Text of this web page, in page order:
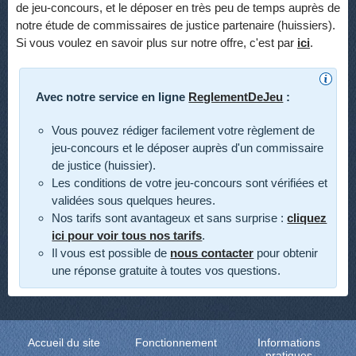
de jeu-concours, et le déposer en très peu de temps auprès de
notre étude de commissaires de justice partenaire (huissiers).
Si vous voulez en savoir plus sur notre offre, c'est par ici.
Avec notre service en ligne ReglementDeJeu :
Vous pouvez rédiger facilement votre règlement de
jeu-concours et le déposer auprès d'un commissaire
de justice (huissier).
Les conditions de votre jeu-concours sont vérifiées et
validées sous quelques heures.
Nos tarifs sont avantageux et sans surprise :cliquez
ici pour voir tous nos tarifs.
Il vous est possible de nous contacter pour obtenir
une réponse gratuite à toutes vos questions.
Accueil du site Fonctionnement
Informations